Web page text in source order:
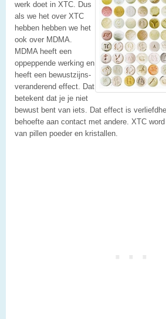
werk doet in XTC. Dus
als we het over XTC
hebben hebben we het
ook over MDMA.
MDMA heeft een
oppeppende werking en
heeft een bewustzijns-
veranderend effect. Dat
betekent dat je je niet
bewust bent van iets. Dat effect is
behoefte aan contact met andere. XTC
van pillen poeder en kristallen.